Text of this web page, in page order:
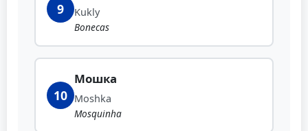
9
Kukly
Bonecas
10
Мошка
Moshka
Mosquinha